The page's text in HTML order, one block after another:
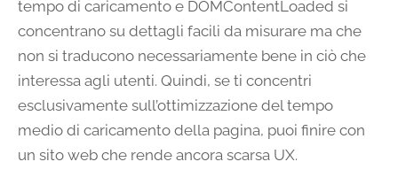
tempo di caricamento e DOMContentLoaded si
concentrano su dettagli facili da misurare ma che
non si traducono necessariamente bene in ciò che
interessa agli utenti. Quindi, se ti concentri
esclusivamente sull’ottimizzazione del tempo
medio di caricamento della pagina, puoi finire con
un sito web che rende ancora scarsa UX.